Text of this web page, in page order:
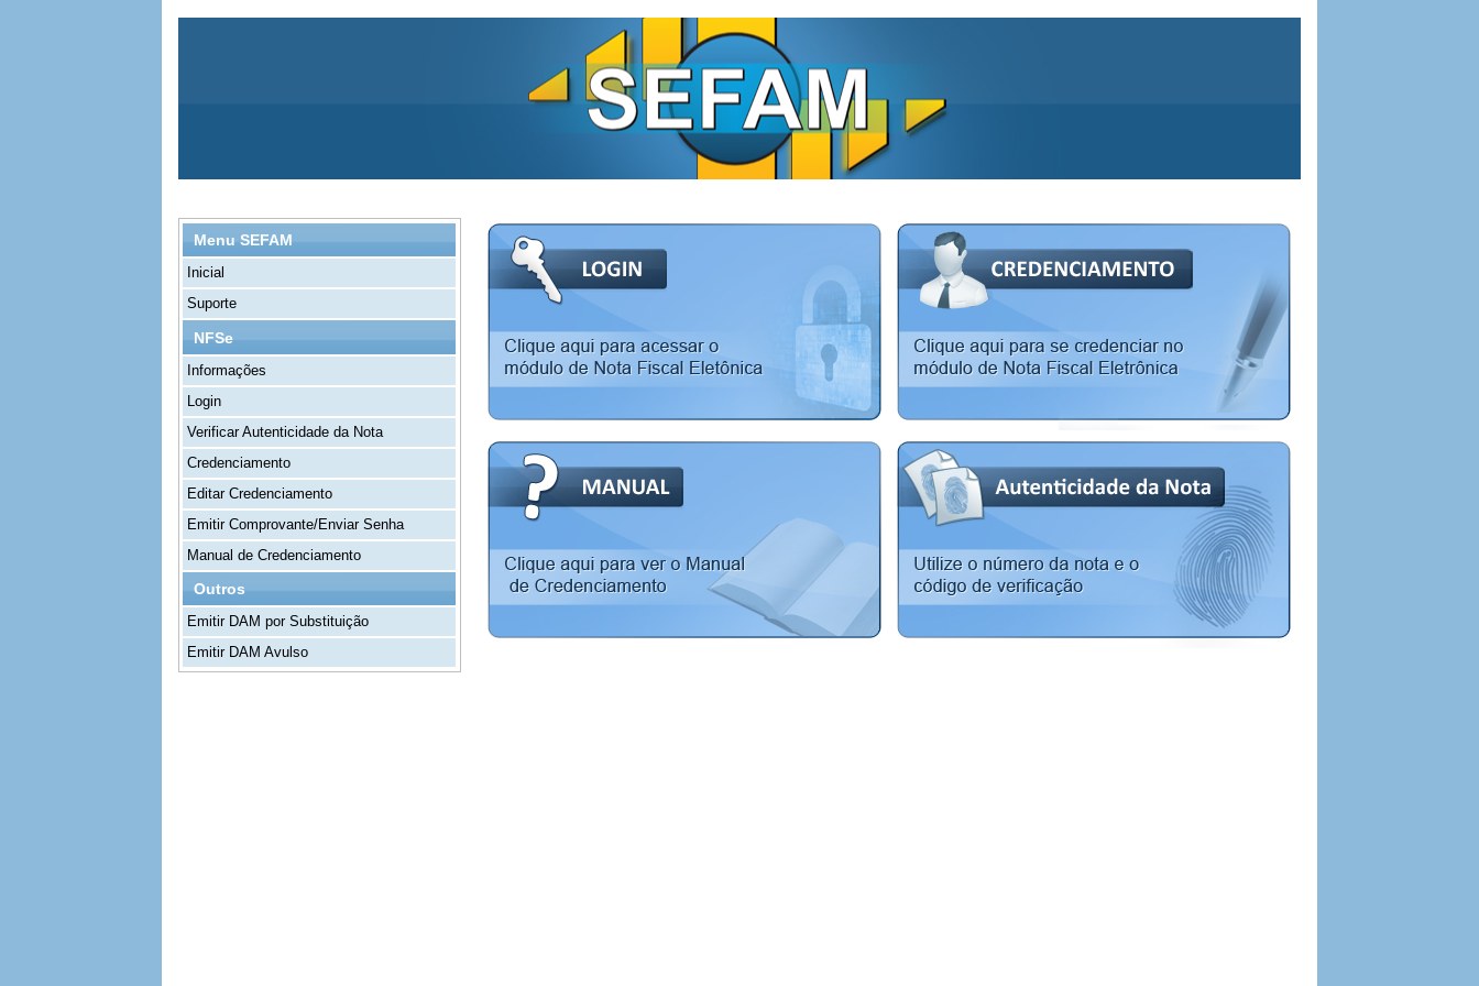
Menu SEFAM
Inicial
Suporte
NFSe
Informações
Login
Verificar Autenticidade da Nota
Credenciamento
Editar Credenciamento
Emitir Comprovante/Enviar Senha
Manual de Credenciamento
Outros
Emitir DAM por Substituição
Emitir DAM Avulso